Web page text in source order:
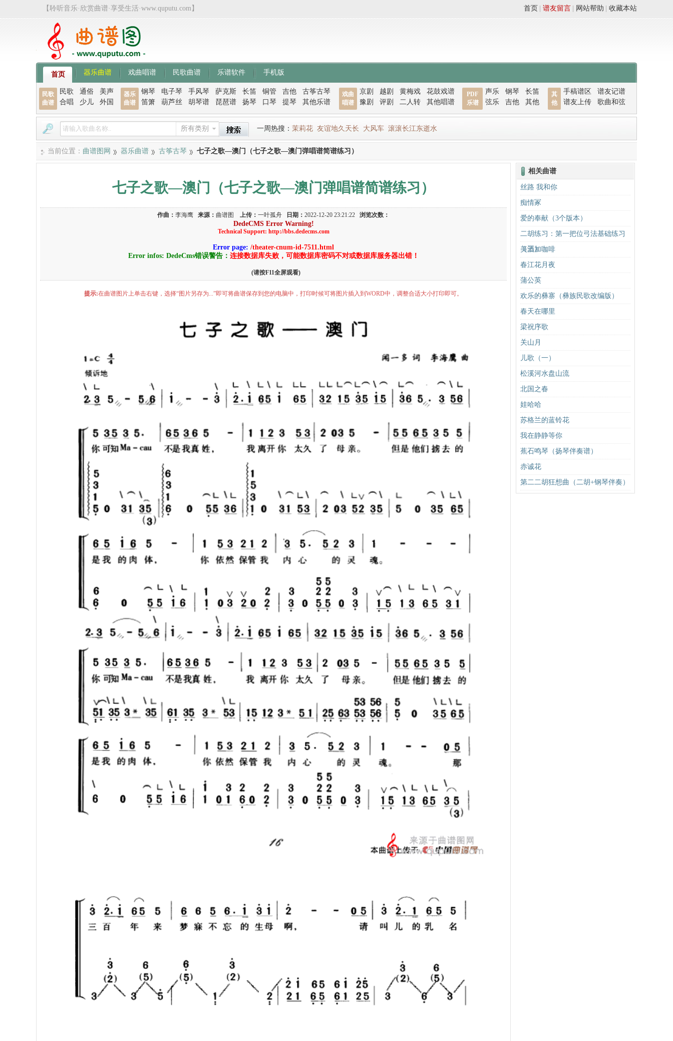
【聆听音乐·欣赏曲谱·享受生活·www.quputu.com】 收藏本站
网站帮助
谱友留言
首页
首页 器乐曲谱 戏曲唱谱 民歌曲谱 乐谱软件 手机版
民歌
曲谱
民歌 通俗
美声
合唱
少儿 外国
器乐
曲谱
钢琴 电子琴 手风琴 萨克斯 长笛 铜管 吉他
古筝古琴
笛箫
葫芦丝 胡琴谱 琵琶谱 扬琴 口琴 提琴 其他乐谱
戏曲
唱谱
京剧 越剧 黄梅戏
花鼓戏谱
豫剧
评剧 二人转 其他唱谱
PDF
乐谱
声乐 钢琴
长笛
弦乐
吉他 其他
其
他
手稿谱区
谱友记谱
谱友上传
歌曲和弦
所有类别 一周热搜： 茉莉花 友谊地久天长 大风车 滚滚长江东逝水
当前位置： 曲谱图网 器乐曲谱 古筝古琴 七子之歌—澳门（七子之歌—澳门弹唱谱简谱练习）
七子之歌—澳门（七子之歌—澳门弹唱谱简谱练习）
作曲： 李海鹰 来源： 曲谱图 上传： 一叶孤舟 日期： 2022-12-20 23:21:22 浏览次数：
DedeCMS Error Warning!
Technical Support: http://bbs.dedecms.com
Error page: /theater-cnum-id-7511.html
Error infos: DedeCms错误警告： 连接数据库失败，可能数据库密码不对或数据库服务器出错！
(请按F11全屏观看)
提示:在曲谱图片上单击右键，选择“图片另存为...”即可将曲谱保存到您的电脑中，打印时候可将图片插入到WORD中，调整合适大小打印即可。
相关曲谱
丝路 我和你
痴情冢
爱的奉献（3个版本）
二胡练习：第一把位弓法基础练习
（三）
美酒加咖啡
春江花月夜
蒲公英
欢乐的彝寨（彝族民歌改编版）
春天在哪里
梁祝序歌
关山月
儿歌（一）
松溪河水盘山流
北国之春
娃哈哈
苏格兰的蓝铃花
我在静静等你
蕉石鸣琴（扬琴伴奏谱）
赤诚花
第二二胡狂想曲（二胡+钢琴伴奏）